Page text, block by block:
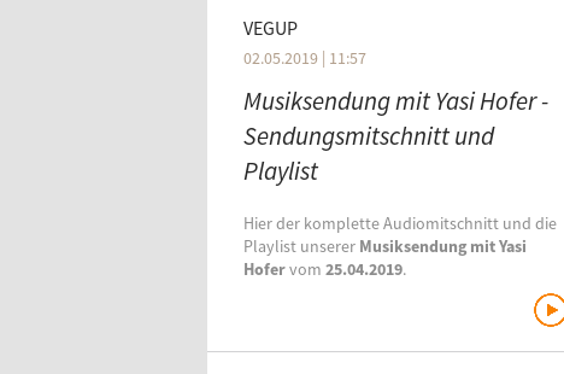
In der Sendung:
VEGUP
02.05.2019 | 11:57
Musiksendung mit Yasi Hofer -
Sendungsmitschnitt und
Playlist
Hier der komplette Audiomitschnitt und die
Playlist unserer Musiksendung mit Yasi
Hofervom 25.04.2019.
In der Sendung: